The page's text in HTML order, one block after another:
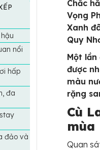
nổi
hấp
đa
đảo và
Chắc
Vọng
Xanh
Quy
Một
được
màu
rặng
Cù
mùa
Quan